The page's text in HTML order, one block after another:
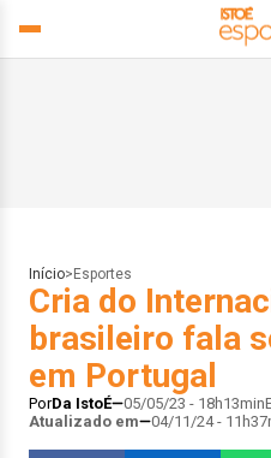
Início> Esportes
Cria do
brasileiro fala
em Portugal
PorDa IstoÉ 05/05/23 - 18h13min
Atualizado em
04/11/24 -